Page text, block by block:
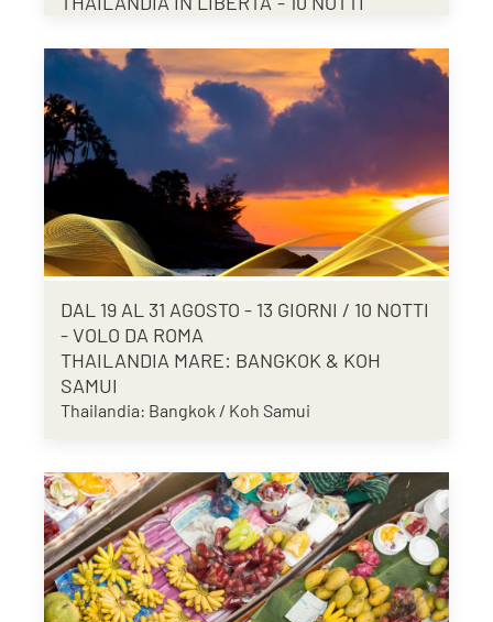
DAL 19 AL 31 AGOSTO - 13 GIORNI / 10 NOTTI
- VOLO DA ROMA
THAILANDIA MARE: BANGKOK & KOH
SAMUI
Thailandia: Bangkok / Koh Samui